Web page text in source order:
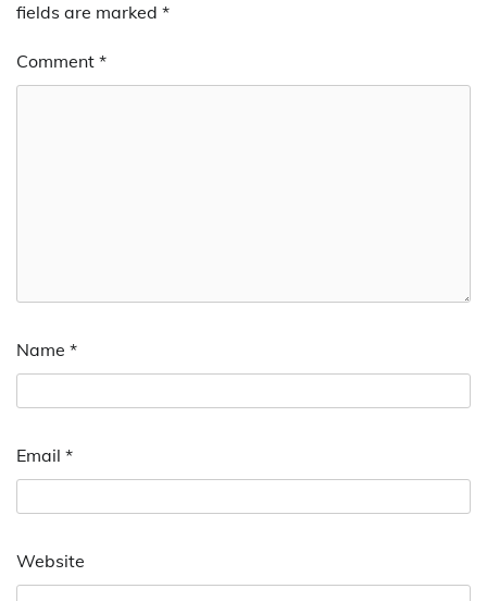
fields are marked *
Comment *
Name *
Email *
Website